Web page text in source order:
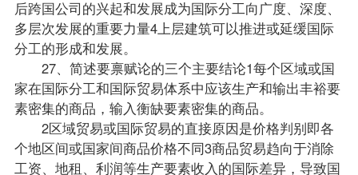
后跨国公司的兴起和发展成为国际分工向广度、深度、
多层次发展的重要力量4上层建筑可以推进或延缓国际
分工的形成和发展。
27、简述要禀赋论的三个主要结论1每个区域或国
家在国际分工和国际贸易体系中应该生产和输出丰裕要
素密集的商品，输入衡缺要素密集的商品。
2区域贸易或国际贸易的直接原因是价格判别即各
个地区间或国家间商品价格不同3商品贸易趋向于消除
工资、地租、利润等生产要素收入的国际差异，导致国